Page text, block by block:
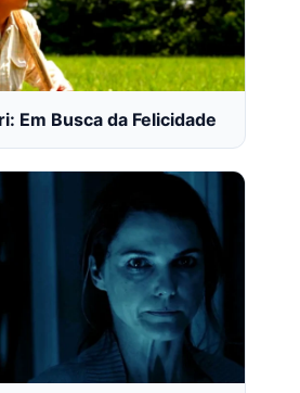
Em Busca da Felicidade